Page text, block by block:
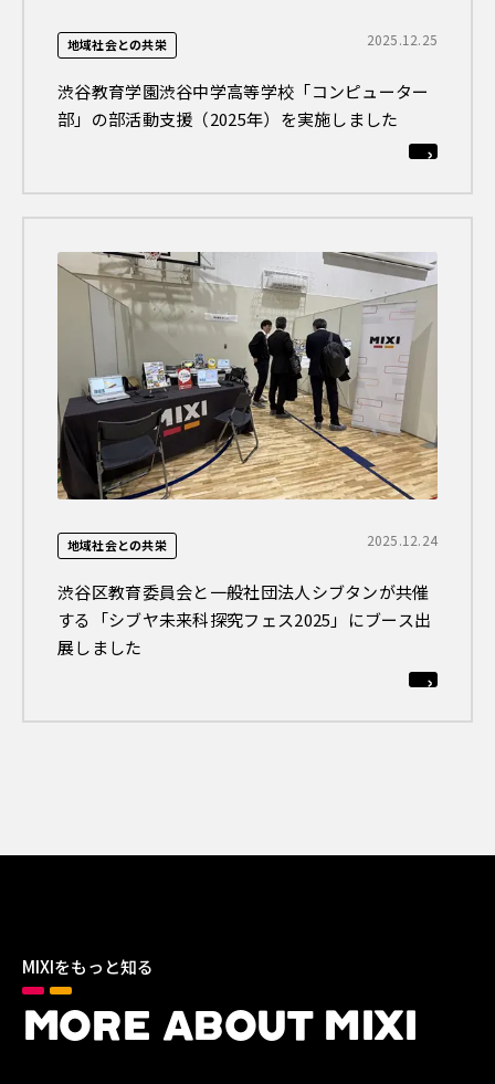
地域社会との共栄 2025.12.25
渋谷教育学園渋谷中学高等学校「コンピューター
部」の部活動支援（2025年）を実施しました
地域社会との共栄 2025.12.24
渋谷区教育委員会と一般社団法人シブタンが共催
する「シブヤ未来科探究フェス2025」にブース出
展しました
MIXIをもっと知る
MORE ABOUT MIXI